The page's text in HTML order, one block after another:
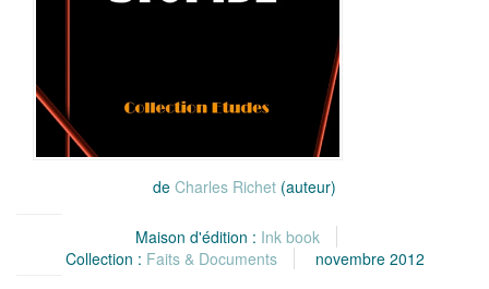
de Charles Richet (auteur)
Maison d'édition : Ink book
Collection : Faits & Documents novembre 2012